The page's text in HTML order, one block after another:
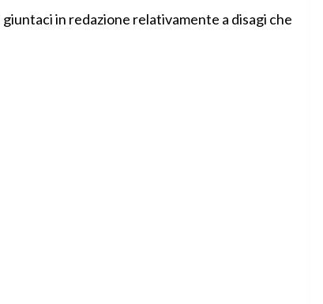
in redazione relativamente a disagi che